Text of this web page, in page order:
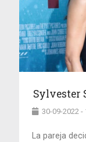
Sylvester
30-09-2022 -
La pareja